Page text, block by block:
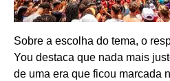
Sobre a escolha do tema, o
You destaca que nada mais
de uma era que ficou marcada